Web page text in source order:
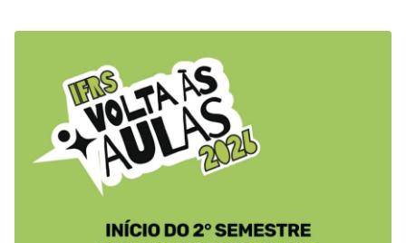
Campus Rio Grande oferece vagas em quatro cursos técnicos